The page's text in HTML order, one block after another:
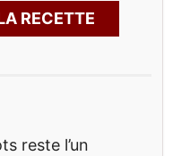
RECETTE
reste l’un